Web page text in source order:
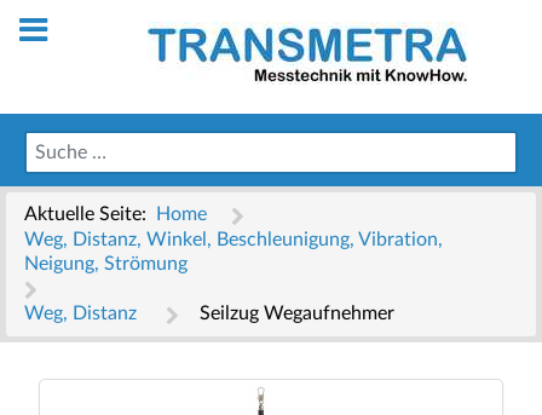
Aktuelle Seite:
Home
Weg, Distanz, Winkel, Beschleunigung, Vibration,
Neigung, Strömung
Weg, Distanz Seilzug Wegaufnehmer